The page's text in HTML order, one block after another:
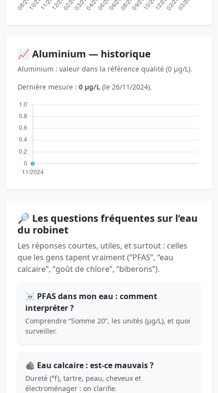
📈 Aluminium — historique
Aluminium : valeur dans la référence qualité (0 µg/L).
Dernière mesure : 0 µg/L (le 26/11/2024).
🔎 Les questions fréquentes sur l’eau
du robinet
Les réponses courtes, utiles, et surtout : celles
que les gens tapent vraiment (“PFAS”, “eau
calcaire”, “goût de chlore”, “biberons”).
☠️ PFAS dans mon eau : comment
interpréter ?
Comprendre “Somme 20”, les unités (µg/L), et quoi
surveiller.
🪨 Eau calcaire : est-ce mauvais ?
Dureté (°f), tartre, peau, cheveux et
électroménager : on clarifie.